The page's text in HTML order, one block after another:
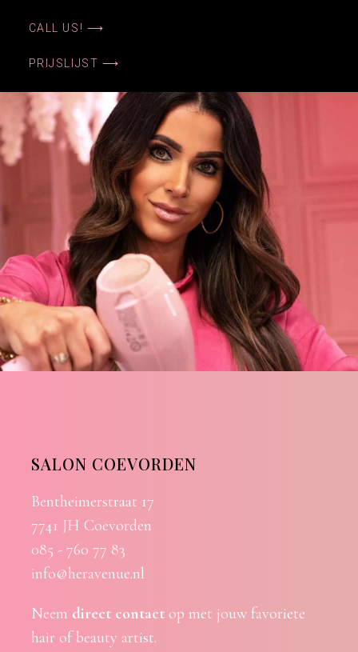
CALL US! ⟶
PRIJSLIJST ⟶
SALON COEVORDEN
Bentheimerstraat 17
7741 JH Coevorden
085 - 760 77 83
info@heravenue.nl
Neem direct contactop met jouw favoriete
hair of beauty artist.